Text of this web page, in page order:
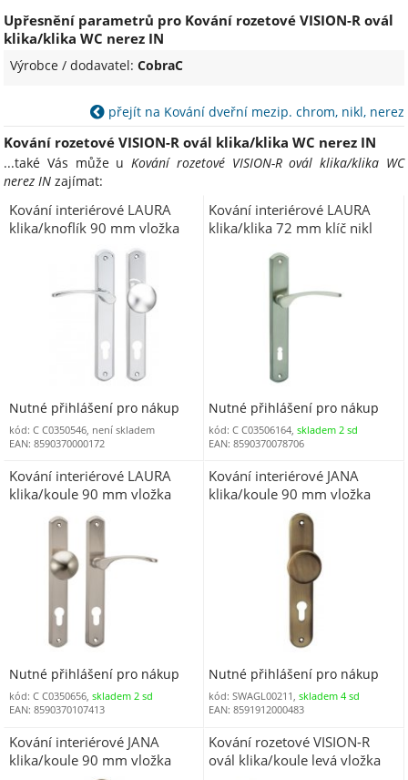
Upřesnění parametrů pro Kování rozetové VISION-R ovál
klika/klika WC nerez IN
Výrobce / dodavatel:CobraC
přejít na Kování dveřní mezip. chrom, nikl, nerez
Kování rozetové VISION-R ovál klika/klika WC nerez IN
...také Vás může uKování rozetové VISION-R ovál klika/klika WC
nerez IN zajímat:
Kování interiérové LAURA
klika/knoflík 90 mm vložka
levá LI chrom OC (C LAU9LCR)
Nutné přihlášení pro nákup
kód: C C0350546, není skladem
EAN: 8590370000172
Kování interiérové LAURA
klika/klika 72 mm klíč nikl
Nutné přihlášení pro nákup
kód: C C03506164,skladem 2 sd
EAN: 8590370078706
Kování interiérové LAURA
klika/koule 90 mm vložka
pravá nikl matný ONS
Nutné přihlášení pro nákup
kód: C C0350656, skladem 2 sd
EAN: 8590370107413
Kování interiérové JANA
klika/koule 90 mm vložka
Nutné přihlášení pro nákup
kód: SWAGL00211,skladem 4 sd
EAN: 8591912000483
Kování interiérové JANA
klika/koule 90 mm vložka
Kování rozetové VISION-R
ovál klika/koule levá vložka